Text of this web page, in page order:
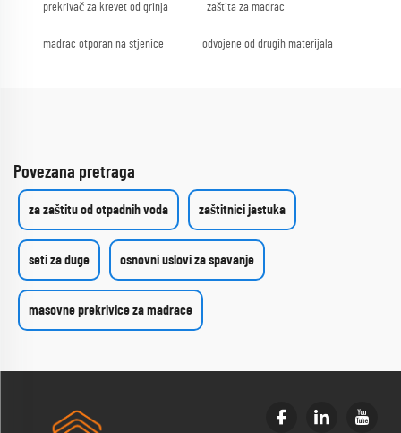
prekrivač za krevet od grinja zaštita za madrac
madrac otporan na stjenice odvojene od drugih materijala
Povezana pretraga
za zaštitu od otpadnih voda zaštitnici jastuka
seti za duge osnovni uslovi za spavanje
masovne prekrivice za madrace